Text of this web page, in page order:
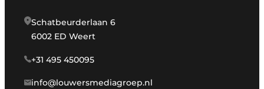
Schatbeurderlaan 6
6002 ED Weert
+31 495 450095
info@louwersmediagroep.nl